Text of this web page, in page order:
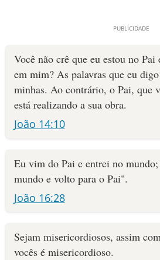
Você não crê que eu estou no Pai
em mim? As palavras que eu digo
minhas. Ao contrário, o Pai, que
está realizando a sua obra.
João 14:10
Eu vim do Pai e entrei no
mundo e volto para o Pai".
João 16:28
Sejam misericordiosos, assim
vocês é misericordioso.